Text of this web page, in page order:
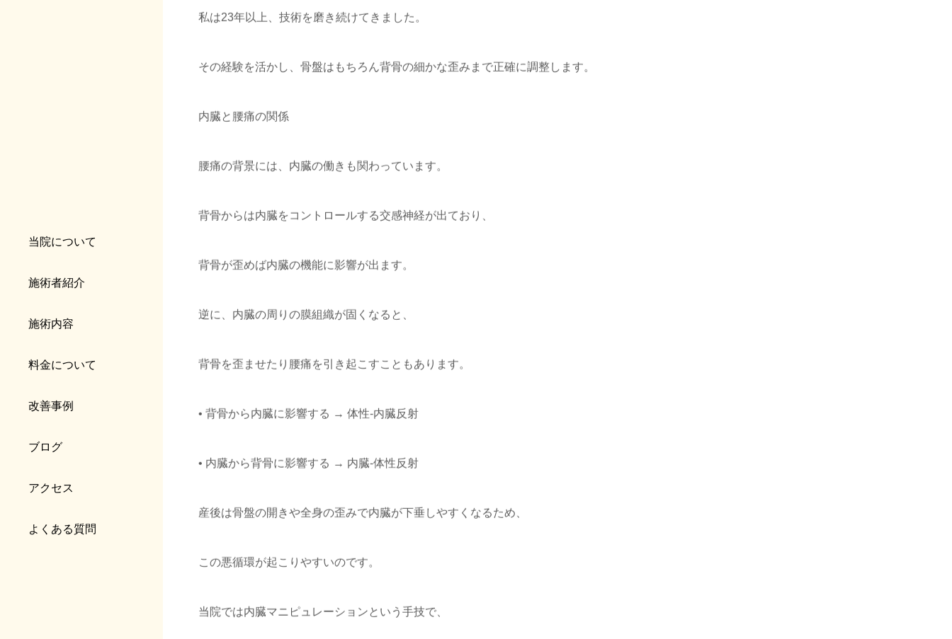
当院について
施術者紹介
施術内容
料金について
改善事例
ブログ
アクセス
よくある質問
私は23年以上、技術を磨き続けてきました。
その経験を活かし、骨盤はもちろん背骨の細かな歪みまで正確に調整します。
内臓と腰痛の関係
腰痛の背景には、内臓の働きも関わっています。
背骨からは内臓をコントロールする交感神経が出ており、
背骨が歪めば内臓の機能に影響が出ます。
逆に、内臓の周りの膜組織が固くなると、
背骨を歪ませたり腰痛を引き起こすこともあります。
• 背骨から内臓に影響する → 体性-内臓反射
• 内臓から背骨に影響する → 内臓-体性反射
産後は骨盤の開きや全身の歪みで内臓が下垂しやすくなるため、
この悪循環が起こりやすいのです。
当院では内臓マニピュレーションという手技で、